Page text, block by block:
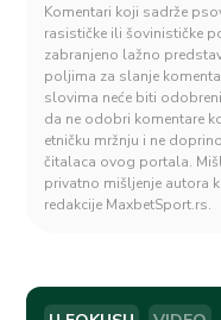
Komentari koji sadrže
rasističke ili šovinističke
zabranjeno lažno
poljima za slanje
slovima neće biti
da ne odobri komentare
etničku mržnju i ne
čitalaca ovog portala.
privatno mišljenje autora
redakcije MaxbetSport.rs.